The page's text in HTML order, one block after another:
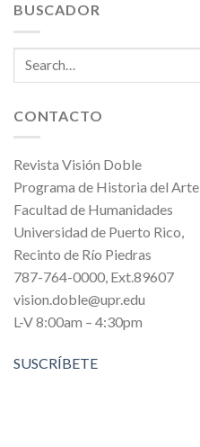
BUSCADOR
CONTACTO
Revista Visión Doble
Programa de Historia del Arte
Facultad de Humanidades
Universidad de Puerto Rico,
Recinto de Río Piedras
787-764-0000, Ext.89607
vision.doble@upr.edu
L-V 8:00am – 4:30pm
SUSCRÍBETE